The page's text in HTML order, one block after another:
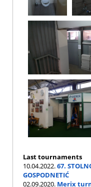
Last tournaments
10.04.2022.67.
GOSPODNETIĆ
02.09.2020. Merix